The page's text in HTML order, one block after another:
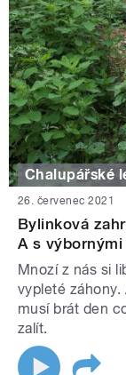
Chalupářské
26. červenec 2021
Bylinková
A s
Mnozí z nás si
vypleté
musí brát den
zalít.